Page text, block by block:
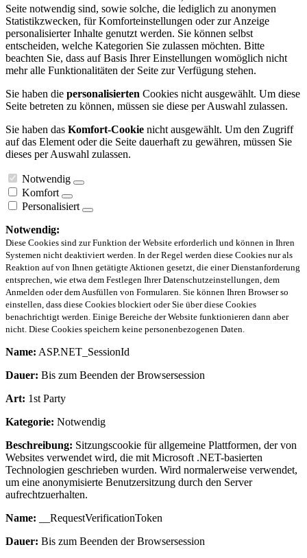
Seite notwendig sind, sowie solche, die lediglich zu anonymen
Statistikzwecken, für Komforteinstellungen oder zur Anzeige
personalisierter Inhalte genutzt werden. Sie können selbst
entscheiden, welche Kategorien Sie zulassen möchten. Bitte
beachten Sie, dass auf Basis Ihrer Einstellungen womöglich nicht
mehr alle Funktionalitäten der Seite zur Verfügung stehen.
Sie haben die personalisierten Cookies nicht ausgewählt. Um diese
Seite betreten zu können, müssen sie diese per Auswahl zulassen.
Sie haben das Komfort-Cookie nicht ausgewählt. Um den Zugriff
auf das Element oder die Seite dauerhaft zu gewähren, müssen Sie
dieses per Auswahl zulassen.
Notwendig
Komfort
Personalisiert
Notwendig:
Diese Cookies sind zur Funktion der Website erforderlich und können in Ihren
Systemen nicht deaktiviert werden. In der Regel werden diese Cookies nur als
Reaktion auf von Ihnen getätigte Aktionen gesetzt, die einer Dienstanforderung
entsprechen, wie etwa dem Festlegen Ihrer Datenschutzeinstellungen, dem
Anmelden oder dem Ausfüllen von Formularen. Sie können Ihren Browser so
einstellen, dass diese Cookies blockiert oder Sie über diese Cookies
benachrichtigt werden. Einige Bereiche der Website funktionieren dann aber
nicht. Diese Cookies speichern keine personenbezogenen Daten.
Name: ASP.NET_SessionId
Dauer: Bis zum Beenden der Browsersession
Art: 1st Party
Kategorie: Notwendig
Beschreibung: Sitzungscookie für allgemeine Plattformen, der von
Websites verwendet wird, die mit Microsoft .NET-basierten
Technologien geschrieben wurden. Wird normalerweise verwendet,
um eine anonymisierte Benutzersitzung durch den Server
aufrechtzuerhalten.
Name: __RequestVerificationToken
Dauer: Bis zum Beenden der Browsersession